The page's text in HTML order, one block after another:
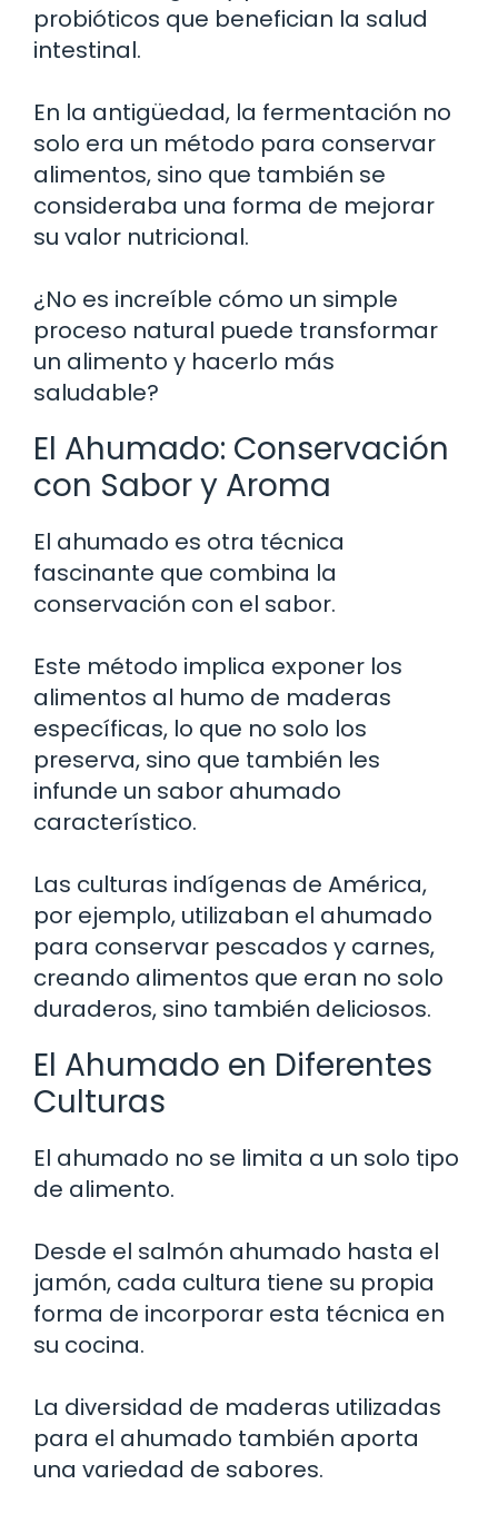
probióticos que benefician la salud
intestinal.
En la antigüedad, la fermentación no
solo era un método para conservar
alimentos, sino que también se
consideraba una forma de mejorar
su valor nutricional.
¿No es increíble cómo un simple
proceso natural puede transformar
un alimento y hacerlo más
saludable?
El Ahumado: Conservación
con Sabor y Aroma
El ahumado es otra técnica
fascinante que combina la
conservación con el sabor.
Este método implica exponer los
alimentos al humo de maderas
específicas, lo que no solo los
preserva, sino que también les
infunde un sabor ahumado
característico.
Las culturas indígenas de América,
por ejemplo, utilizaban el ahumado
para conservar pescados y carnes,
creando alimentos que eran no solo
duraderos, sino también deliciosos.
El Ahumado en Diferentes
Culturas
El ahumado no se limita a un solo tipo
de alimento.
Desde el salmón ahumado hasta el
jamón, cada cultura tiene su propia
forma de incorporar esta técnica en
su cocina.
La diversidad de maderas utilizadas
para el ahumado también aporta
una variedad de sabores.